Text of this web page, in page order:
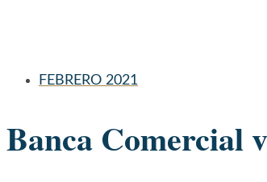
FEBRERO 2021
Banca Comercial